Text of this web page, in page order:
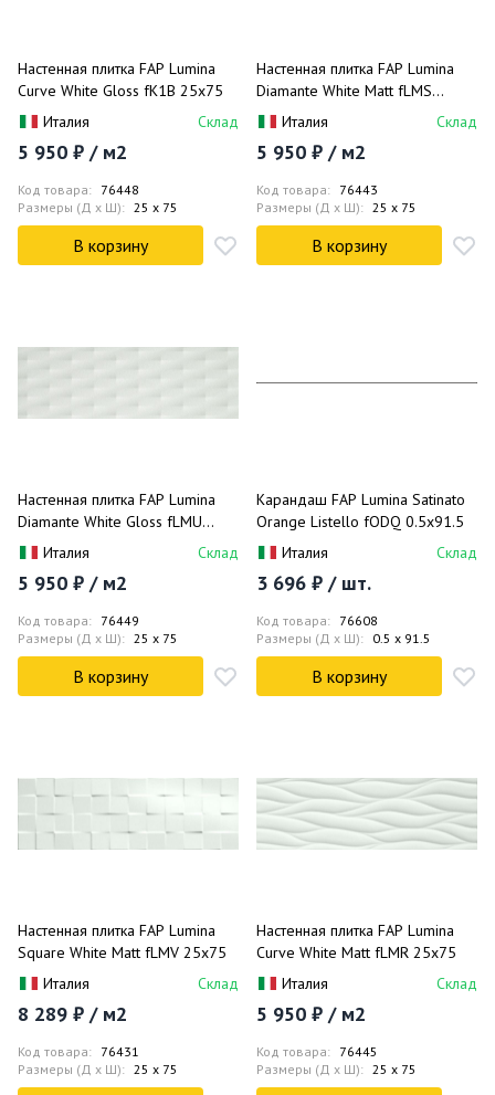
Настенная плитка FAP Lumina
Curve White Gloss fK1B 25x75
Италия
Склад
5 950 ₽ / м2
Код товара: 76448
Размеры (Д x Ш): 25 x 75
В корзину
Настенная плитка FAP Lumina
Diamante White Matt fLMS
25x75Италия Склад
5 950 ₽ / м2
Код товара: 76443
Размеры (Д x Ш): 25 x 75
В корзину
Настенная плитка FAP Lumina
Diamante White Gloss fLMU
25x75Италия Склад
5 950 ₽ / м2
Код товара: 76449
Размеры (Д x Ш): 25 x 75
В корзину
Карандаш FAP Lumina Satinato
Orange Listello fODQ 0.5x91.5
Италия
Склад
3 696 ₽ / шт.
Код товара: 76608
Размеры (Д x Ш): 0.5 x 91.5
В корзину
Настенная плитка FAP Lumina
Square White Matt fLMV 25x75
Италия
Склад
8 289 ₽ / м2
Код товара: 76431
Размеры (Д x Ш): 25 x 75
Настенная плитка FAP Lumina
Curve White Matt fLMR 25x75
Италия
Склад
5 950 ₽ / м2
Код товара: 76445
Размеры (Д x Ш): 25 x 75